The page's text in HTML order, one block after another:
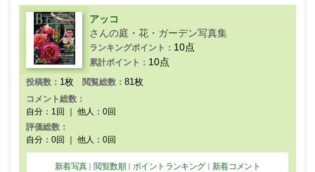
アッコ
さんの庭・花・ガーデン写真集
投稿数： 1枚閲覧総数： 81枚
コメント総数：
自分：1回 ｜ 他人：0回
評価総数：
自分：0回 ｜ 他人：0回
ランキングポイント： 10点
累計ポイント： 10点
新着写真 ｜ 閲覧数順｜ ポイントランキング｜ 新着コメント